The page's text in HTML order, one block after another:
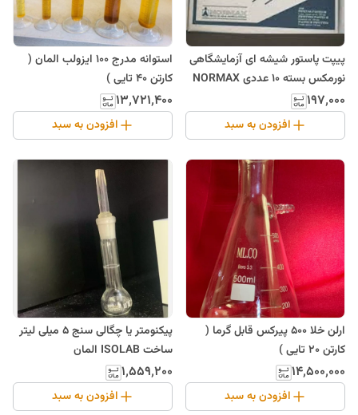
پیپت پاستور شیشه ای آزمایشگاهی
نورمکس بسته 10 عددی NORMAX
۱۹۷٬۰۰۰
افزودن به سبد
استوانه مدرج 100 ایزولب المان (
کارتن 40 تایی )
۱۳٬۷۲۱٬۴۰۰
افزودن به سبد
ارلن خلا 500 پیرکس قابل گرما (
کارتن 20 تایی )
۱۴٬۵۰۰٬۰۰۰
افزودن به سبد
پیکنومتر یا چگالی سنج 5 میلی لیتر
ساخت ISOLAB المان
۱٬۵۵۹٬۲۰۰
افزودن به سبد